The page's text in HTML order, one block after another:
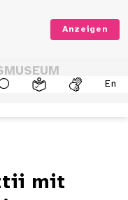
Anzeigen
En
mit